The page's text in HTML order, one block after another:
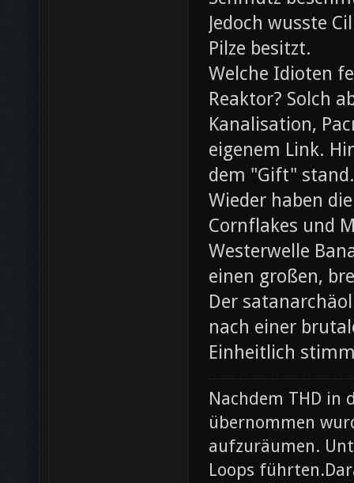
Jedoch wusste
Pilze besitzt.
Welche Idioten
Reaktor? Solch
Kanalisation,
eigenem Link.
dem "Gift" stand.
Wieder haben
Cornflakes und
Westerwelle
einen großen,
Der
nach einer
Einheitlich
Nachdem THD in
übernommen
aufzuräumen.
Loops